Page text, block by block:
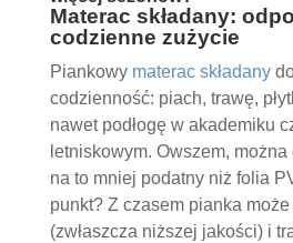
Materac składany:
codzienne zużycie
Piankowy materac składany
codzienność: piach, trawę,
nawet podłogę w akademiku
letniskowym. Owszem,
na to mniej podatny niż folia
punkt? Z czasem pianka
(zwłaszcza niższej jakości) i